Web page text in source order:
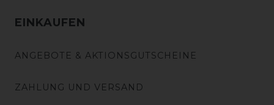
EINKAUFEN
ANGEBOTE & AKTIONSGUTSCHEINE
ZAHLUNG UND VERSAND